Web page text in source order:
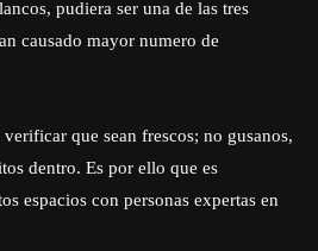
pudiera ser una de las tres
causado mayor numero de
que sean frescos; no gusanos,
dentro. Es por ello que es
espacios con personas expertas en